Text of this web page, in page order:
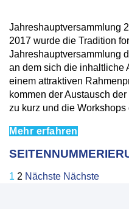
Jahreshauptversammlung
2017 wurde die Tradition
Jahreshauptversammlung
an dem sich die inhaltliche
einem attraktiven
kommen der Austausch
zu kurz und die Workshops
Mehr erfahren
1 2 Nächste Nächste